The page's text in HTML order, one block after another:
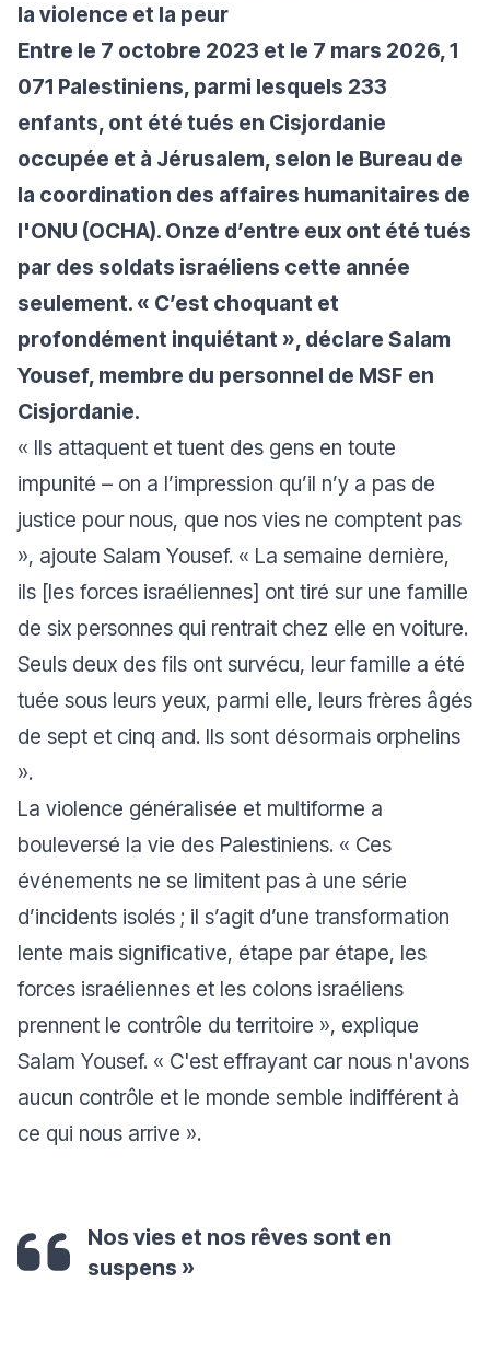
la violence et la peur
Entre le 7 octobre 2023 et le 7 mars 2026, 1
071 Palestiniens, parmi lesquels 233
enfants, ont été tués en Cisjordanie
occupée et à Jérusalem, selon le Bureau de
la coordination des affaires humanitaires de
l'ONU (OCHA). Onze d’entre eux ont été tués
par des soldats israéliens cette année
seulement. « C’est choquant et
profondément inquiétant », déclare Salam
Yousef, membre du personnel de MSF en
Cisjordanie.
« Ils attaquent et tuent des gens en toute
impunité – on a l’impression qu’il n’y a pas de
justice pour nous, que nos vies ne comptent pas
», ajoute Salam Yousef. « La semaine dernière,
ils [les forces israéliennes] ont tiré sur une famille
de six personnes qui rentrait chez elle en voiture.
Seuls deux des fils ont survécu, leur famille a été
tuée sous leurs yeux, parmi elle, leurs frères âgés
de sept et cinq and. Ils sont désormais orphelins
».
La violence généralisée et multiforme a
bouleversé la vie des Palestiniens. « Ces
événements ne se limitent pas à une série
d’incidents isolés ; il s’agit d’une transformation
lente mais significative, étape par étape, les
forces israéliennes et les colons israéliens
prennent le contrôle du territoire », explique
Salam Yousef. « C'est effrayant car nous n'avons
aucun contrôle et le monde semble indifférent à
ce qui nous arrive ».
Nos vies et nos rêves sont en
suspens »